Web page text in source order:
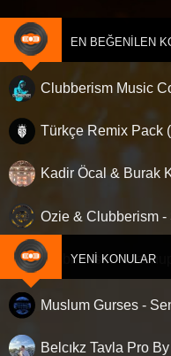
EN BEĞENILEN
Türkçe Remix Pack
Kadir Öcal & Burak
Ozie & Clubberism -
Clubberism -
YENI KONULAR
Belcıkz Tavla Pro